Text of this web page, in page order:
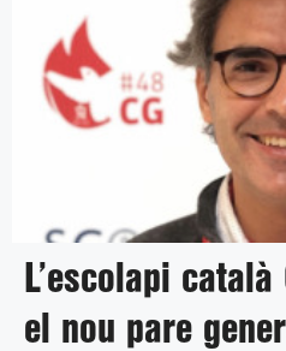
L’escolapi
el nou pare